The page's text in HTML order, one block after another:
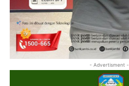
- Advertisment -